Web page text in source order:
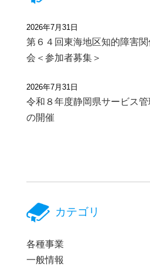
2026年7月31日
第６４回東海地区知的障害
会＜参加者募集＞
2026年7月31日
令和８年度静岡県サービス
の開催
カテゴリ
各種事業
一般情報